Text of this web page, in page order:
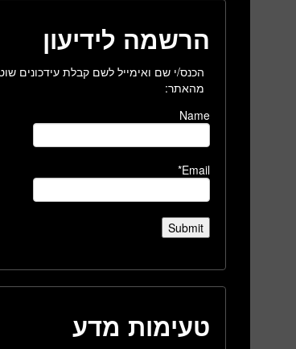
הרשמה לידיעון
הכנס/י שם ואימייל לשם קבלת עידכונים
מהאתר:
Name
Email*
טעימות מדע